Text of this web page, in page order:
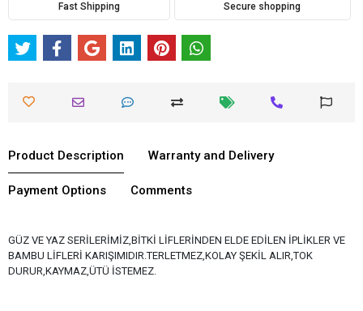
Fast Shipping Secure shopping
Product Description Warranty and Delivery
Payment Options Comments
GÜZ VE YAZ SERİLERİMİZ,BİTKİ LİFLERİNDEN ELDE EDİLEN İPLİKLER VE
BAMBU LİFLERİ KARIŞIMIDIR.TERLETMEZ,KOLAY ŞEKİL ALIR,TOK
DURUR,KAYMAZ,ÜTÜ İSTEMEZ.